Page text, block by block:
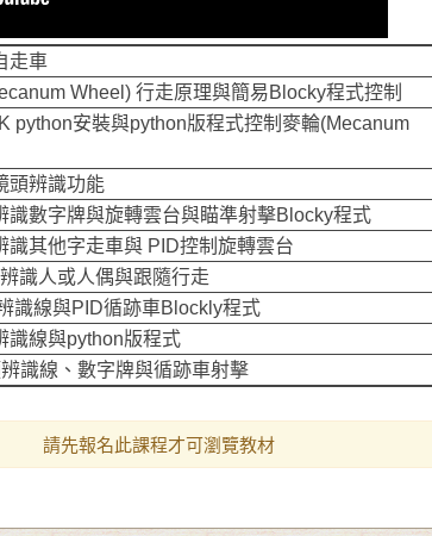
走車
Wheel)行走原理與簡易Blocky程式控制
python安裝與python版程式控制麥輪(Mecanum
頭辨識功能
識數字牌與旋轉雲台與瞄準射擊Blocky程式
識其他字走車與 PID控制旋轉雲台
識人或人偶與跟隨行走
識線與PID循跡車Blockly程式
識線與python版程式
識線、數字牌與循跡車射擊
請先報名此課程才可瀏覽教材